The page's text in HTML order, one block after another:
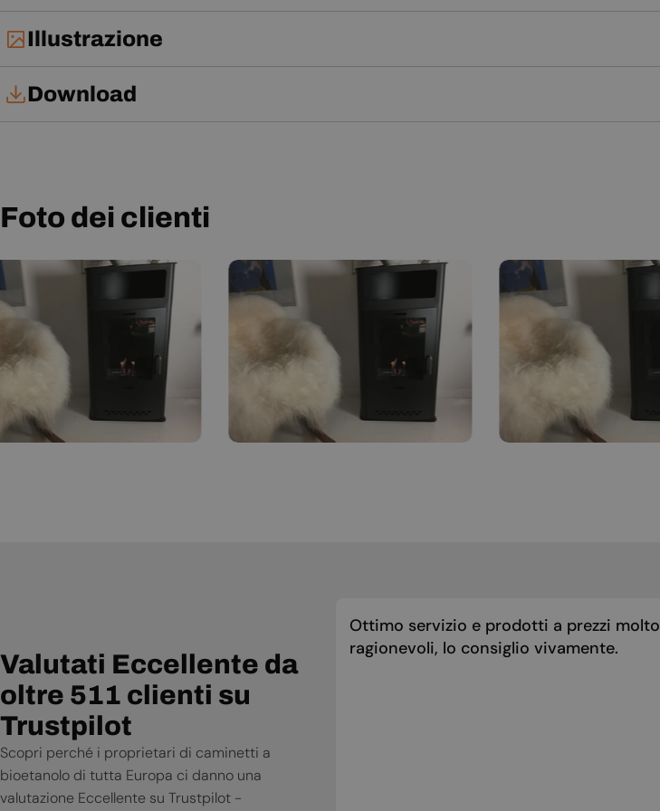
Illustrazione
Download
Scheda tecnica
Foto dei clienti
Valutati Eccellente da
oltre 511 clienti su
Trustpilot
Scopri perché i proprietari di caminetti a
bioetanolo di tutta Europa ci danno una
valutazione Eccellente su Trustpilot -
Ottimo servizio e prodotti a prezzi molto
ragionevoli, lo consiglio vivamente.